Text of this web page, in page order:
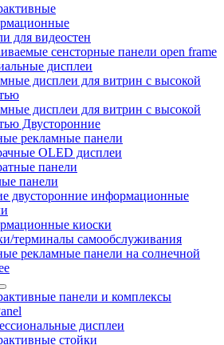
для видеостен
сенсторные панели open frame
дисплеи
дисплеи для витрин с высокой
дисплеи для витрин с высокой
Двусторонние
рекламные панели
OLED дисплеи
панели
панели
двусторонние информационные
киоски
терминалы самообслуживания
рекламные панели на солнечной
панели и комплексы
дисплеи
стойки